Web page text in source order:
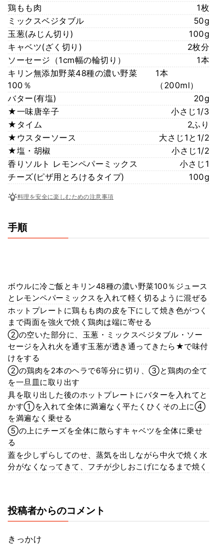
鶏もも肉
1枚
ミックスベジタブル
50g
玉葱(みじん切り)
100g
キャベツ(ざく切り)
2枚分
ソーセージ（1cm幅の輪切り）
1本
キリン無添加野菜48種の濃い野菜
100％
1本
（200ml）
バター(有塩)
20g
★一味唐辛子
小さじ1/3
★タイム
2ふり
★ウスターソース
大さじ1と1/2
★塩・胡椒
小さじ1/2
香りソルト レモンペパーミックス
小さじ1
チーズ(ピザ用とろけるタイプ)
100g
料理を安全に楽しむための注意事項
手順
ボウルに冷ご飯とキリン48種の濃い野菜100％ジュース
とレモンペパーミックスを入れて軽く切るように混ぜる
ホットプレートに鶏もも肉の皮を下にして焼き色がつく
まで両面を強火で焼く鶏肉は端に寄せる
②の空いた部分に、玉葱・ミックスベジタブル・ソー
セージを入れ火を通す玉葱が透き通ってきたら★で味付
けをする
②の鶏肉を2本のヘラで6等分に切り、③と鶏肉の全て
を一旦皿に取り出す
具を取り出した後のホットプレートにバターを入れてと
かす①を入れて全体に満遍なく平たくひくその上に④
を満遍なく乗せる
⑤の上にチーズを全体に散らすキャベツを全体に乗せ
る
蓋を少しずらしてのせ、蒸気を出しながら中火で焼く水
分がなくなってきて、フチが少しおこげになるまで焼く
投稿者からのコメント
きっかけ